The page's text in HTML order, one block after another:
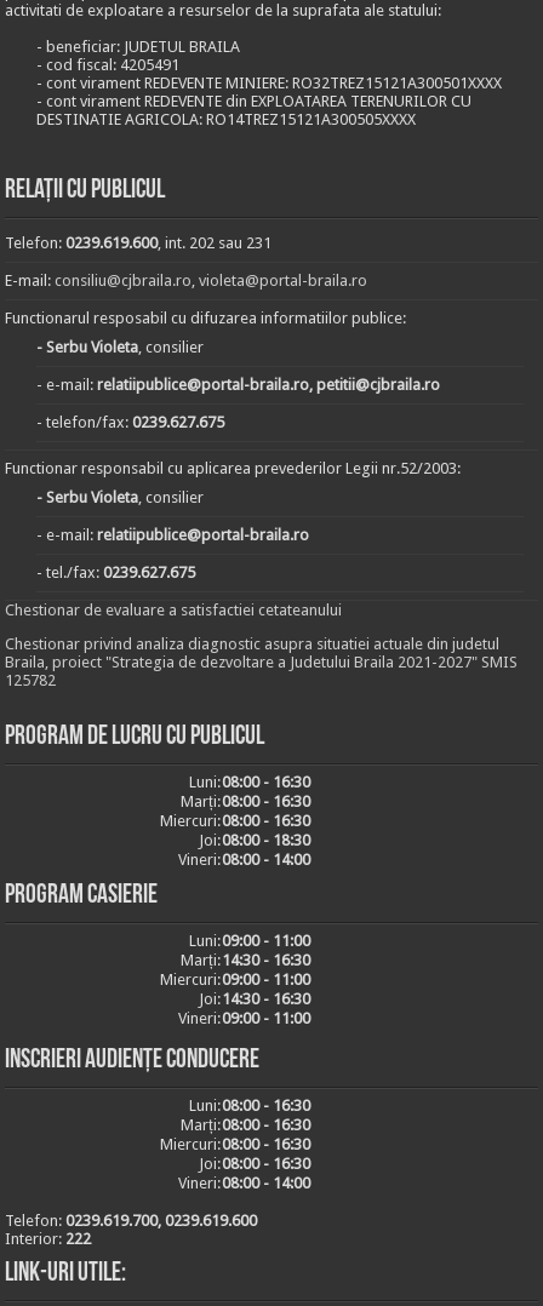
activitati de exploatare a resurselor de la suprafata ale statului:
- beneficiar: JUDETUL BRAILA
- cod fiscal: 4205491
- cont virament REDEVENTE MINIERE: RO32TREZ15121A300501XXXX
- cont virament REDEVENTE din EXPLOATAREA TERENURILOR CU
DESTINATIE AGRICOLA: RO14TREZ15121A300505XXXX
Relații cu publicul
Telefon:0239.619.600, int. 202 sau 231
E-mail:consiliu@cjbraila.ro,violeta@portal-braila.ro
Functionarul resposabil cu difuzarea informatiilor publice:
- Serbu Violeta, consilier
- e-mail:relatiipublice@portal-braila.ro, petitii@cjbraila.ro
- telefon/fax:0239.627.675
Functionar responsabil cu aplicarea prevederilor Legii nr.52/2003:
- Serbu Violeta, consilier
- e-mail:relatiipublice@portal-braila.ro
- tel./fax:0239.627.675
Chestionar de evaluare a satisfactiei cetateanului
Chestionar privind analiza diagnostic asupra situatiei actuale din judetul
Braila, proiect "Strategia de dezvoltare a Judetului Braila 2021-2027" SMIS
125782
Program de lucru cu publicul
Luni:08:00 - 16:30
Marți:08:00 - 16:30
Miercuri:08:00 - 16:30
Joi:08:00 - 18:30
Vineri:08:00 - 14:00
Program casierie
Luni:09:00 - 11:00
Marți:14:30 - 16:30
Miercuri:09:00 - 11:00
Joi:14:30 - 16:30
Vineri:09:00 - 11:00
Inscrieri audiențe conducere
Luni:08:00 - 16:30
Marți:08:00 - 16:30
Miercuri:08:00 - 16:30
Joi:08:00 - 16:30
Vineri:08:00 - 14:00
Telefon:0239.619.700, 0239.619.600
Interior: 222
Link-uri utile: